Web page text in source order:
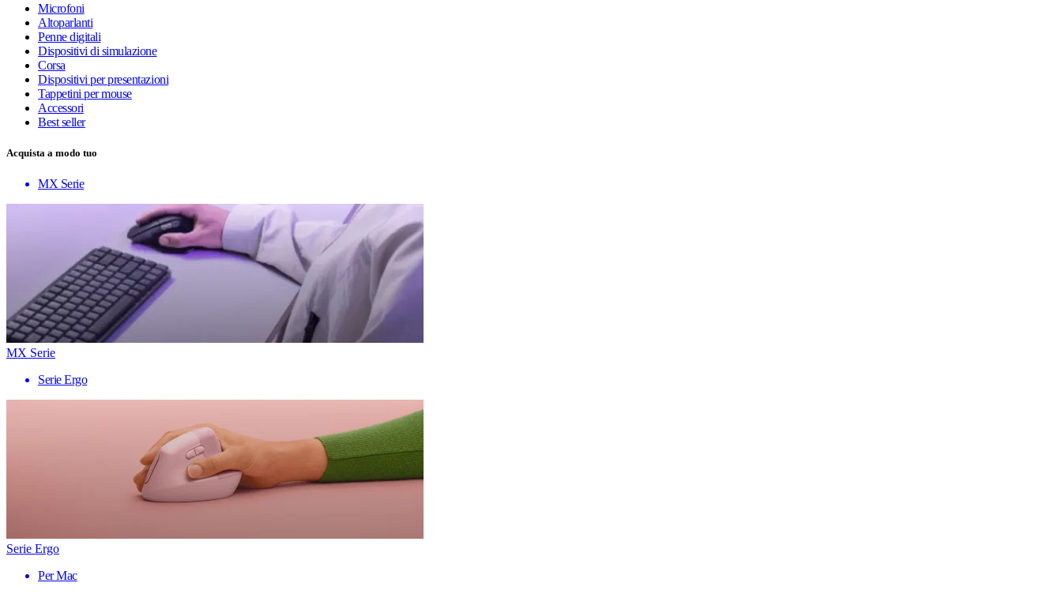
Microfoni
Altoparlanti
Penne digitali
Dispositivi di simulazione
Corsa
Dispositivi per presentazioni
Tappetini per mouse
Accessori
Best seller
Acquista a modo tuo
MX Serie
MX Serie
Serie Ergo
Serie Ergo
Per Mac